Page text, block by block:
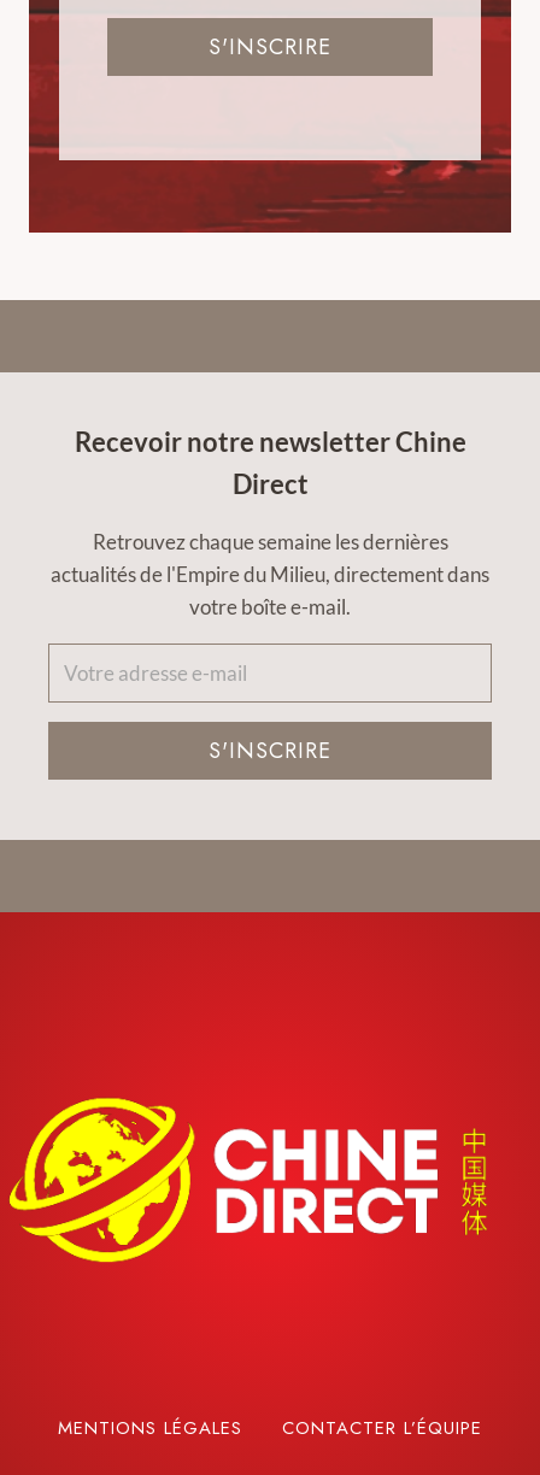
S'INSCRIRE
Recevoir notre newsletter Chine
Direct
Retrouvez chaque semaine les dernières
actualités de l'Empire du Milieu, directement dans
votre boîte e-mail.
S'INSCRIRE
MENTIONS LÉGALES CONTACTER L’ÉQUIPE